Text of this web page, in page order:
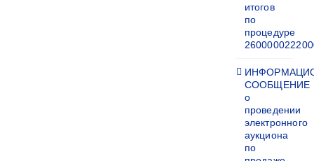
итогов
по
процедуре
СООБЩЕНИЕ
о
проведении
электронного
аукциона
по